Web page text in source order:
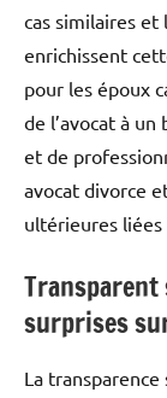
cas similaires et
enrichissent
pour les époux
de l’avocat à
et de
avocat divorce
ultérieures liées
surprises
La